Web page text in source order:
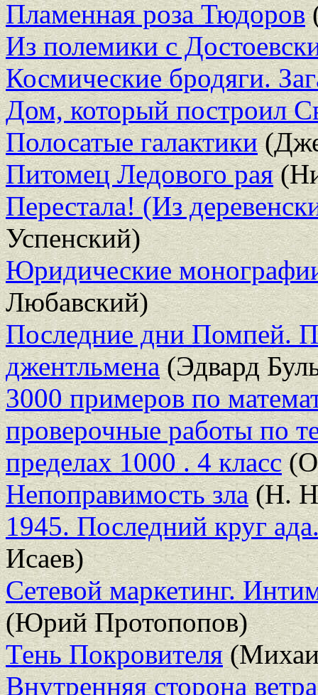
Пламенная роза Тюдоров
Из полемики с
Космические бродяги.
Дом, который построил
Полосатые галактики
Питомец Ледового рая
Перестала! (Из
Успенский)
Юридические
Любавский)
Последние дни Помпей.
джентльмена(Эдвард
3000 примеров по
проверочные работы по
пределах 1000 . 4 класс
Непоправимость зла(Н.
1945. Последний круг
Исаев)
Сетевой маркетинг.
(Юрий Протопопов)
Тень Покровителя
Внутренняя сторона